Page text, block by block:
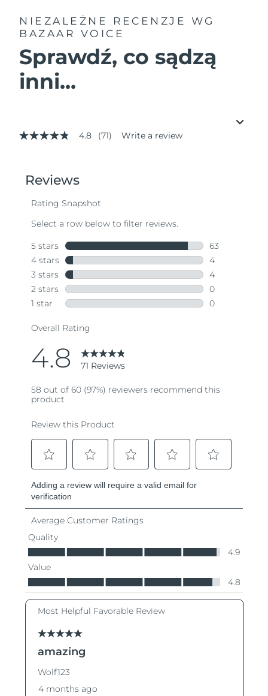
NIEZALEŻNE RECENZJE
WG
BAZAAR VOICE
Sprawdź, co sądzą
inni...
4.8
stars,
average
value.
Same
page
link.
4.8 (71) Write a review